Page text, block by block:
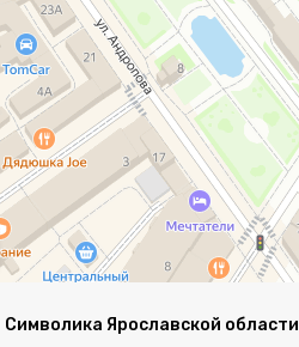
Символика Ярославской области